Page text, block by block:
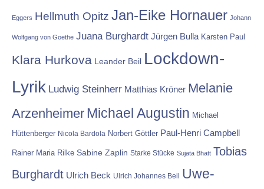
Eggers Hellmuth Opitz Jan-Eike Hornauer Johann
Wolfgang von Goethe Juana Burghardt Jürgen Bulla Karsten Paul
Klara Hurkova Leander Beil Lockdown-
Lyrik Ludwig Steinherr Matthias Kröner Melanie
Arzenheimer Michael Augustin Michael
Hüttenberger Nicola Bardola Norbert Göttler Paul-Henri Campbell
Rainer Maria Rilke Sabine Zaplin Starke Stücke Sujata Bhatt Tobias
Burghardt Ulrich Beck Ulrich Johannes Beil
Uwe-